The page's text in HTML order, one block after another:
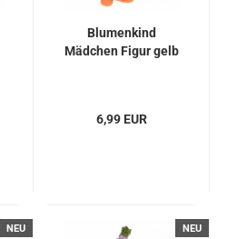
Blumenkind
Mädchen Figur gelb
6,99 EUR
NEU NEU